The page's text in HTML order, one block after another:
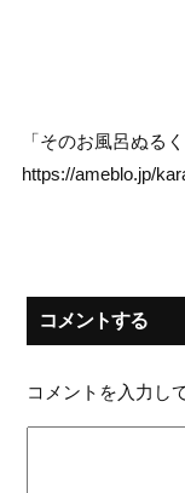
「そのお風呂ぬる
https://ameblo.jp/
コメントする
コメントを入力し